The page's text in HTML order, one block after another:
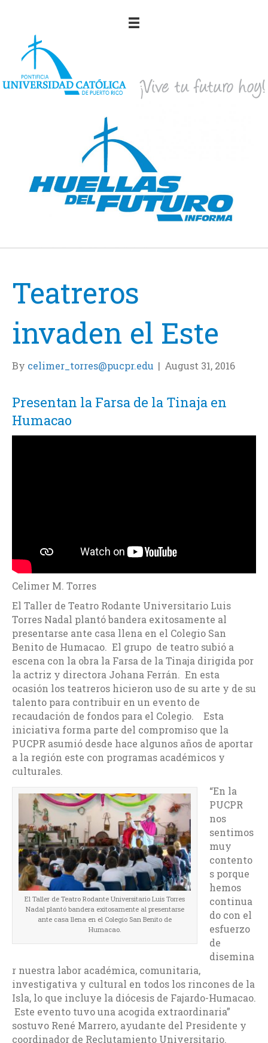
Teatreros
invaden el Este
By celimer_torres@pucpr.edu | August 31, 2016
Presentan la Farsa de la Tinaja en
Humacao
Celimer M. Torres
El Taller de Teatro Rodante Universitario Luis
Torres Nadal plantó bandera exitosamente al
presentarse ante casa llena en el Colegio San
Benito de Humacao. El grupo de teatro subió a
escena con la obra la Farsa de la Tinaja dirigida por
la actriz y directora Johana Ferrán. En esta
ocasión los teatreros hicieron uso de su arte y de su
talento para contribuir en un evento de
recaudación de fondos para el Colegio. Esta
iniciativa forma parte del compromiso que la
PUCPR asumió desde hace algunos años de aportar
a la región este con programas académicos y
culturales.
El Taller de Teatro Rodante Universitario Luis Torres
Nadal plantó bandera exitosamente al presentarse
ante casa llena en el Colegio San Benito de
Humacao.
“En la
PUCPR
nos
sentimos
muy
contento
s porque
hemos
continua
do con el
esfuerzo
de
disemina
r nuestra labor académica, comunitaria,
investigativa y cultural en todos los rincones de la
Isla, lo que incluye la diócesis de Fajardo-Humacao.
Este evento tuvo una acogida extraordinaria”
sostuvo René Marrero, ayudante del Presidente y
coordinador de Reclutamiento Universitario.